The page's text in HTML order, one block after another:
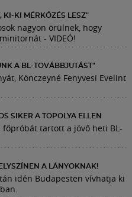
KI-KI MÉRKŐZÉS LESZ"
nagyon örülnek, hogy
- VIDEÓ!
A BL-TOVÁBBJUTÁST"
Könczeyné Fenyvesi Evelint
SIKER A TOPOLYA ELLEN
tartott a jövő heti BL-
A LÁNYOKNAK!
idén Budapesten vívhatja ki